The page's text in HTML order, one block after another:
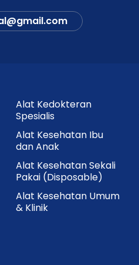
Alat Kedokteran
Spesialis
Alat Kesehatan Ibu
dan Anak
Alat Kesehatan Sekali
Pakai (Disposable)
Alat Kesehatan Umum
& Klinik